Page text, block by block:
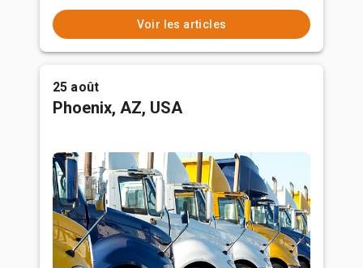
Voir les articles
25 août
Phoenix, AZ, USA